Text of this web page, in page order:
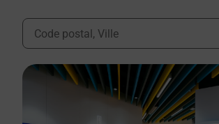
Ville, Département, Code Postal